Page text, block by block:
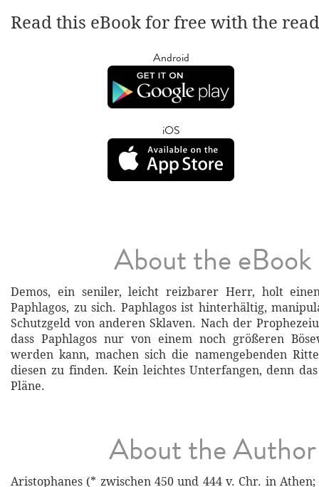
Read this eBook for free with the
Android
iOS
About the eBook
Demos, ein seniler, leicht reizbarer Herr, holt
Paphlagos, zu sich. Paphlagos ist hinterhältig,
Schutzgeld von anderen Sklaven. Nach der
dass Paphlagos nur von einem noch größeren
werden kann, machen sich die namengebenden
diesen zu finden. Kein leichtes Unterfangen, denn
Pläne.
About the Author
Aristophanes (* zwischen 450 und 444 v. Chr. in